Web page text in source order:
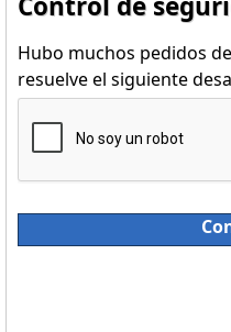
Hubo muchos pedidos
resuelve el siguiente